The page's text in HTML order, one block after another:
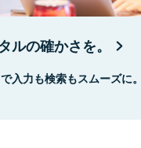
ルの確かさを。
入力も検索もスムーズに。